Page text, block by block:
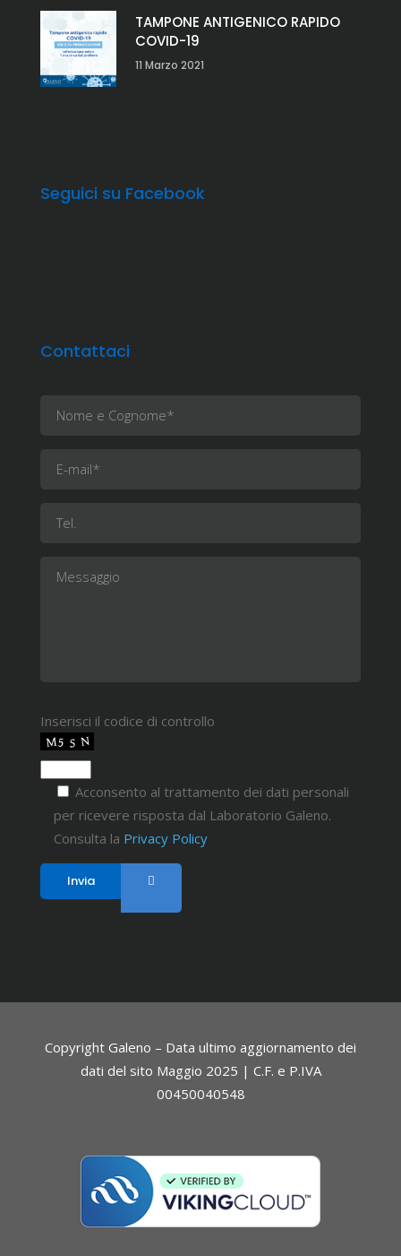
TAMPONE ANTIGENICO RAPIDO
COVID-19
11 Marzo 2021
Seguici su Facebook
Contattaci
Inserisci il codice di controllo
Acconsento al trattamento dei dati personali
per ricevere risposta dal Laboratorio Galeno.
Consulta la Privacy Policy
Copyright Galeno – Data ultimo aggiornamento dei
dati del sito Maggio 2025 | C.F. e P.IVA
00450040548